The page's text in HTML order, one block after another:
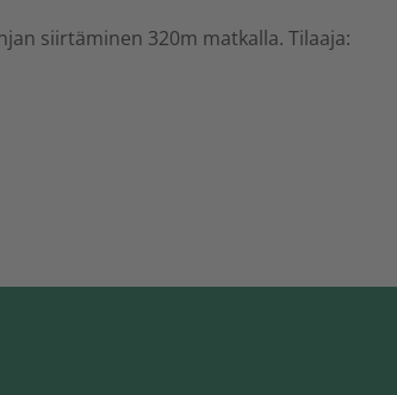
siirtäminen 320m matkalla. Tilaaja: